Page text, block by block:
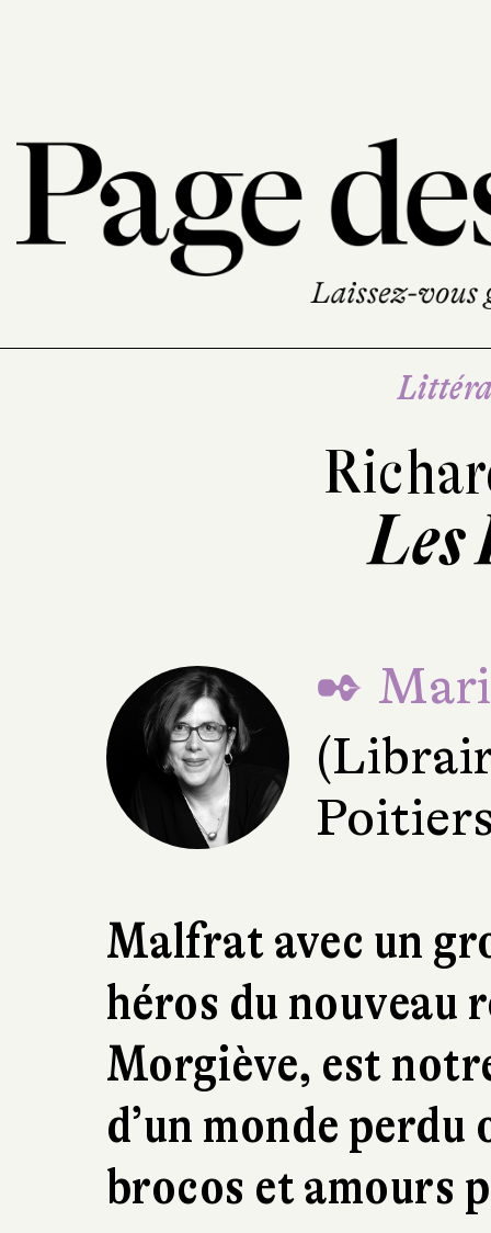
Les
✒
Malfrat avec un
héros du nouveau
Morgiève, est
d’un monde
brocos et amours